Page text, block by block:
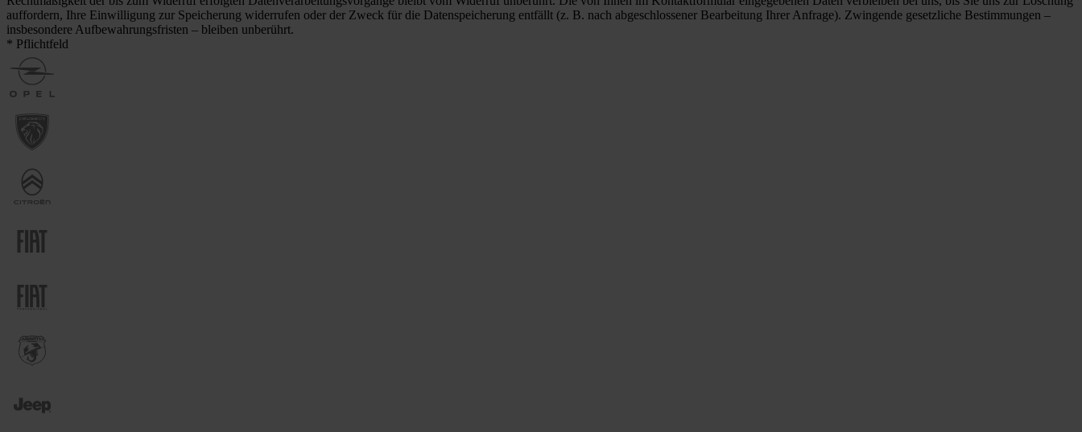
auffordern, Ihre Einwilligung zur Speicherung widerrufen oder der Zweck für die Datenspeicherung entfällt (z. B. nach abgeschlossener Bearbeitung Ihrer Anfrage). Zwingende gesetzliche Bestimmungen –
insbesondere Aufbewahrungsfristen – bleiben unberührt.
* Pflichtfeld